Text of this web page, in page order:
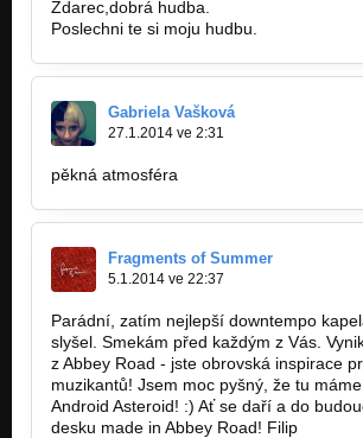
Zdarec,dobrá hudba.
Poslechni te si moju hudbu.
Gabriela Vašková
27.1.2014 ve 2:31
pěkná atmosféra
Fragments of Summer
5.1.2014 ve 22:37
Parádní, zatím nejlepší downtempo
slyšel. Smekám před každým z Vás.
z Abbey Road - jste obrovská inspirace
muzikantů! Jsem moc pyšný, že tu
Android Asteroid! :) Ať se daří a do
desku made in Abbey Road! Filip